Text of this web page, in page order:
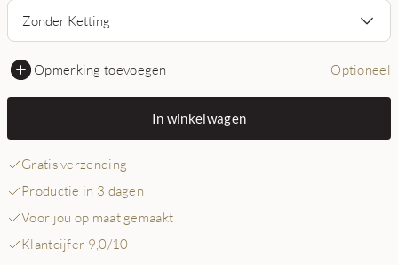
Zonder Ketting
Opmerking toevoegen Optioneel
In winkelwagen
Gratis verzending
Productie in 3 dagen
Voor jou op maat gemaakt
Klantcijfer 9,0/10